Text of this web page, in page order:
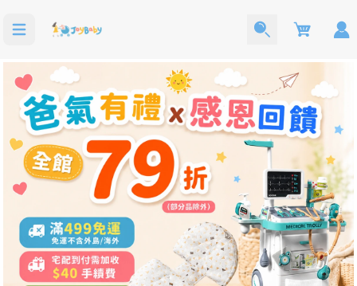
Cart
玩具 寶寶西裝